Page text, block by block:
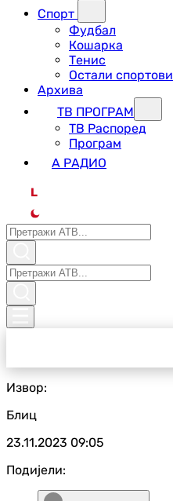
Спорт
Фудбал
Кошарка
Тенис
Остали спортови
Архива
ТВ ПРОГРАМ
ТВ Распоред
Програм
А РАДИО
L
Извор:
Блиц
23.11.2023 09:05
Подијели: